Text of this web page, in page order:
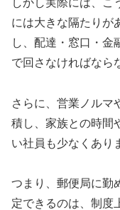
には大きな隔たりが
し、配達・窓口・金
で回さなければなら
さらに、営業ノルマ
積し、家族との時間
い社員も少なくあり
つまり、郵便局に勤
定できるのは、制度